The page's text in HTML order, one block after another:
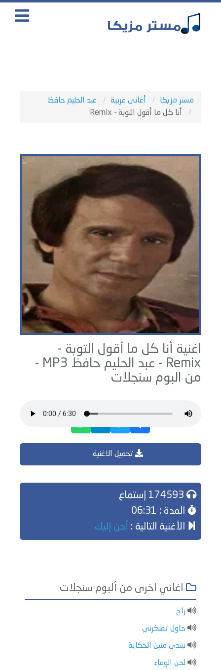
مستر مزيكا أغانى عربية
عبد الحليم حافظ
أنا كل ما أقول التوبة - Remix
اغنية أنا كل ما أقول التوبة -
Remix -
عبد الحليم حافظ
MP3 -
من البوم سنجلات
تحميل الاغنية
المدة : 06:31
الأغنية التالية : أحن إليك
اغاني اخرى من ألبوم سنجلات
راح
حاول تفتكرني
نبتدي منين الحكاية
لحن الوفاء